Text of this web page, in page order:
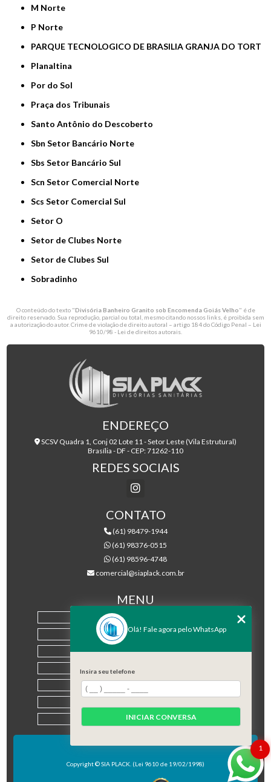
M Norte
P Norte
PARQUE TECNOLOGICO DE BRASILIA GRANJA DO TORT
Planaltina
Por do Sol
Praça dos Tribunais
Santo Antônio do Descoberto
Sbn Setor Bancário Norte
Sbs Setor Bancário Sul
Scn Setor Comercial Norte
Scs Setor Comercial Sul
Setor O
Setor de Clubes Norte
Setor de Clubes Sul
Sobradinho
O conteúdo do texto "Divisória Banheiro Granito sob Encomenda Goiás Velho" é de
direito reservado. Sua reprodução, parcial ou total, mesmo citando nossos links, é proibida sem
a autorização do autor. Crime de violação de direito autoral – artigo 184 do Código Penal – Lei
9610/98 - Lei de direitos autorais
ENDEREÇO
SCSV Quadra 1, Conj 02 Lote 11 - Setor Leste (Vila Estrutural)
Brasília - DF - CEP: 71262-110
REDES SOCIAIS
CONTATO
(61) 98479-1944
(61) 98376-0515
(61) 98596-4748
comercial@siaplack.com.br
MENU
EMPRESA
PRODUTOS
MAPA DO SITE
Copyright © SIA PLACK. (Lei 9610 de 19/02/1998)
1
Olá! Fale agora pelo WhatsApp
Insira seu telefone
INICIAR CONVERSA